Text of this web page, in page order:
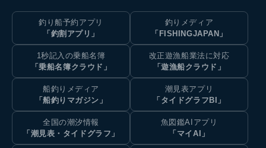
釣り船予約アプリ
「釣割アプリ」
釣りメディア
「FISHINGJAPAN」
1秒記入の乗船名簿
「乗船名簿クラウド」
改正遊漁船業法に対応
「遊漁船クラウド」
船釣りメディア
「船釣りマガジン」
潮見表アプリ
「タイドグラフBI」
全国の潮汐情報
「潮見表・タイドグラフ」
魚図鑑AIアプリ
「マイAI」